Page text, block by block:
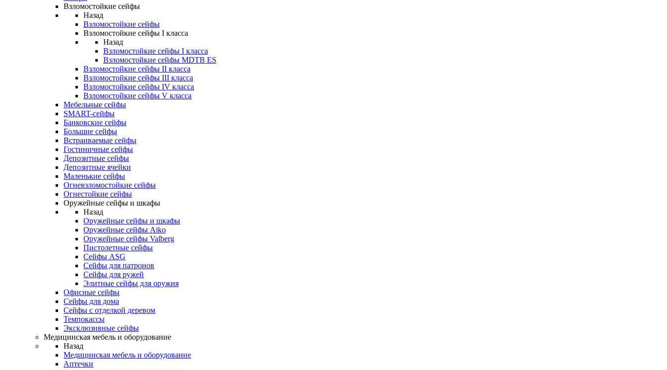
Взломостойкие сейфы
Назад
Взломостойкие сейфы
Взломостойкие сейфы I класса
Назад
Взломостойкие сейфы I класса
Взломостойкие сейфы MDTB ES
Взломостойкие сейфы II класса
Взломостойкие сейфы III класса
Взломостойкие сейфы IV класса
Взломостойкие сейфы V класса
Мебельные сейфы
SMART-сейфы
Банковские сейфы
Большие сейфы
Встраиваемые сейфы
Гостиничные сейфы
Депозитные сейфы
Депозитные ячейки
Маленькие сейфы
Огневзломостойкие сейфы
Огнестойкие сейфы
Оружейные сейфы и шкафы
Назад
Оружейные сейфы и шкафы
Оружейные сейфы Aiko
Оружейные сейфы Valberg
Пистолетные сейфы
Сейфы ASG
Сейфы для патронов
Сейфы для ружей
Элитные сейфы для оружия
Офисные сейфы
Сейфы для дома
Сейфы с отделкой деревом
Темпокассы
Эксклюзивные сейфы
Медицинская мебель и оборудование
Назад
Медицинская мебель и оборудование
Аптечки